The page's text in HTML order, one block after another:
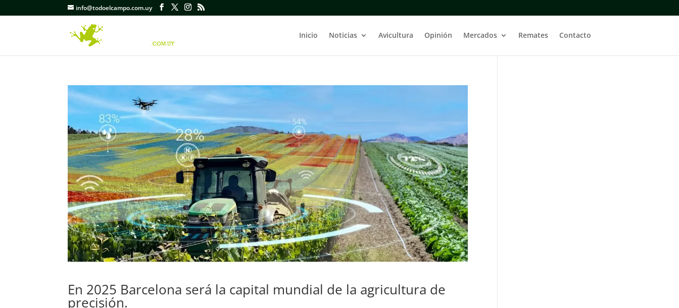
info@todoelcampo.com.uy
Inicio Noticias Avicultura Opinión Mercados Remates Contacto
En 2025 Barcelona será la capital mundial de la agricultura de
precisión.